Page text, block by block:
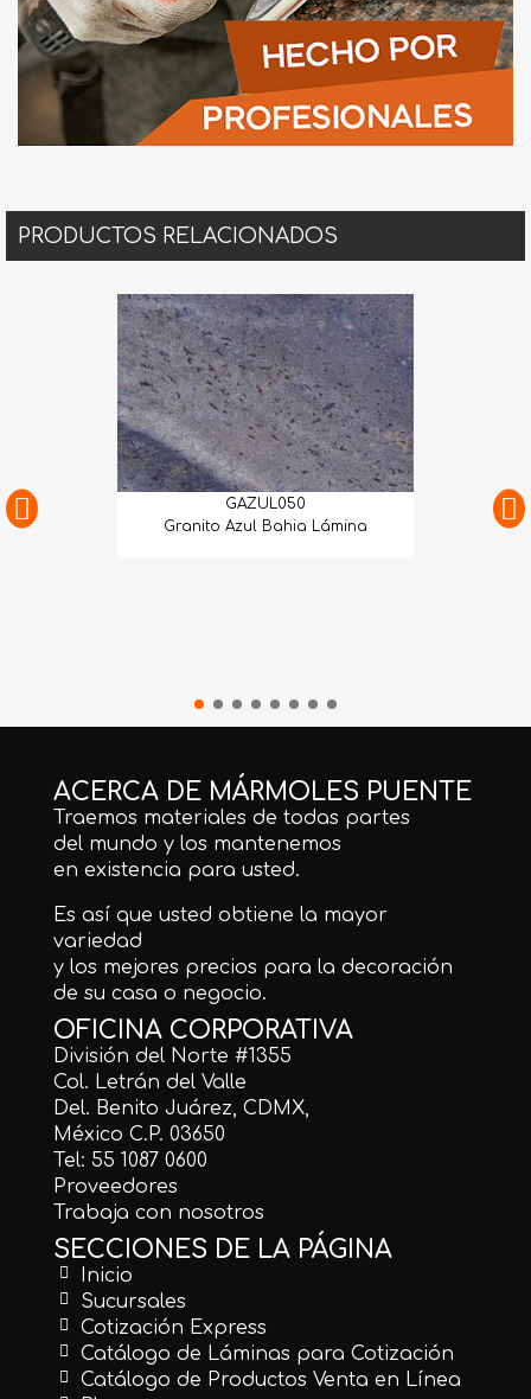
PRODUCTOS RELACIONADOS
GAZUL050
Granito Azul Bahia Lámina
ACERCA DE MÁRMOLES PUENTE
Traemos materiales de todas partes
del mundo y los mantenemos
en existencia para usted.
Es así que usted obtiene la mayor
variedad
y los mejores precios para la decoración
de su casa o negocio.
OFICINA CORPORATIVA
División del Norte #1355
Col. Letrán del Valle
Del. Benito Juárez, CDMX,
México C.P. 03650
Tel: 55 1087 0600
Proveedores
Trabaja con nosotros
SECCIONES DE LA PÁGINA
Inicio
Sucursales
Cotización Express
Catálogo de Láminas para Cotización
Catálogo de Productos Venta en Línea